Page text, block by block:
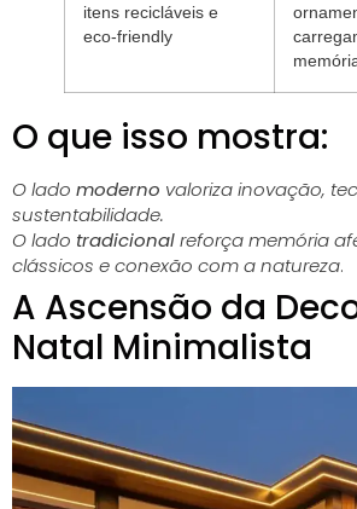
itens recicláveis e
eco-friendly
O que isso mostra:
O lado moderno valoriza inovação,
sustentabilidade.
O lado tradicionalreforça memória
clássicos e conexão com a natureza.
A Ascensão da
Natal Minimalista